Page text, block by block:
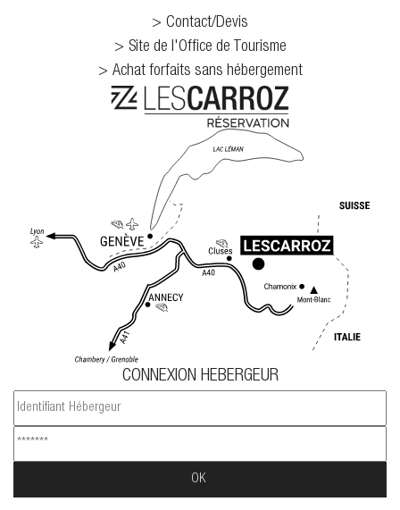
Contact/Devis
Site de l'Office de Tourisme
Achat forfaits sans hébergement
CONNEXION HEBERGEUR